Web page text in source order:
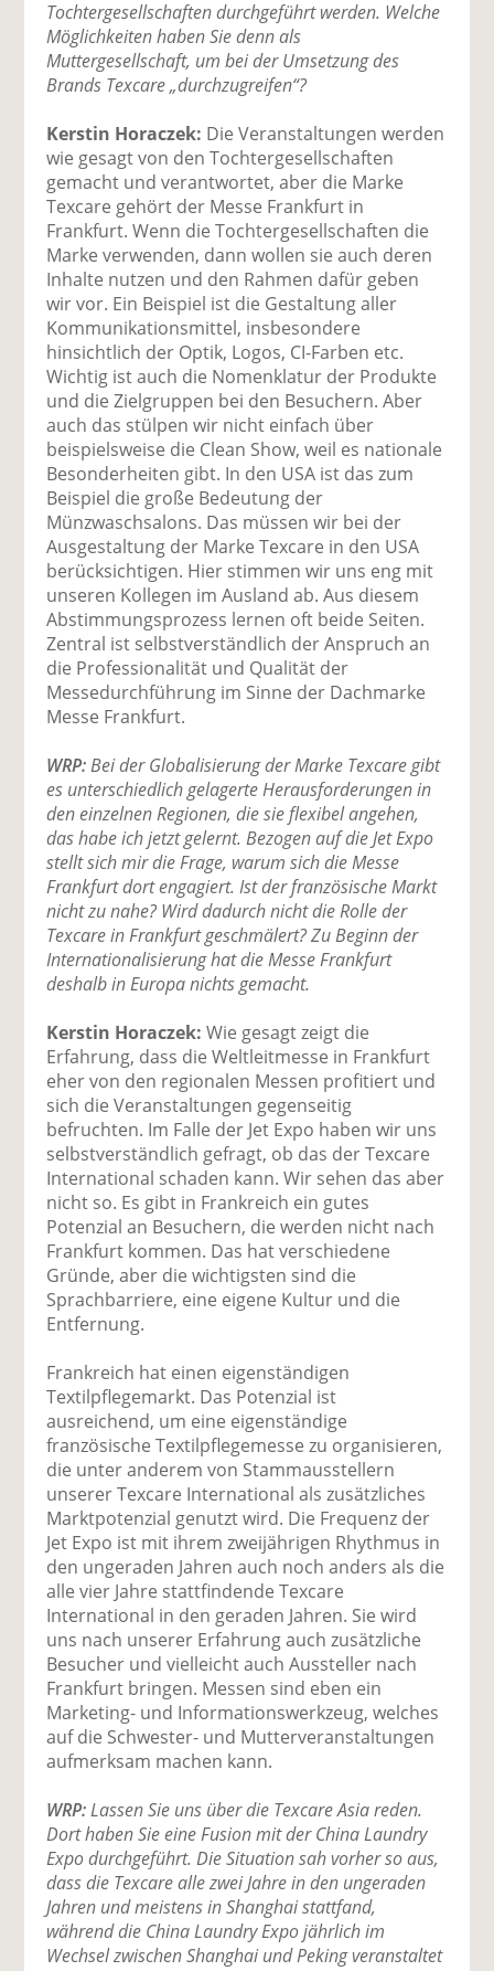
Tochtergesellschaften durchgeführt werden. Welche
Möglichkeiten haben Sie denn als
Muttergesellschaft, um bei der Umsetzung des
Brands Texcare „durchzugreifen“?
Kerstin Horaczek: Die Veranstaltungen werden
wie gesagt von den Tochtergesellschaften
gemacht und verantwortet, aber die Marke
Texcare gehört der Messe Frankfurt in
Frankfurt. Wenn die Tochtergesellschaften die
Marke verwenden, dann wollen sie auch deren
Inhalte nutzen und den Rahmen dafür geben
wir vor. Ein Beispiel ist die Gestaltung aller
Kommunikationsmittel, insbesondere
hinsichtlich der Optik, Logos, CI-Farben etc.
Wichtig ist auch die Nomenklatur der Produkte
und die Zielgruppen bei den Besuchern. Aber
auch das stülpen wir nicht einfach über
beispielsweise die Clean Show, weil es nationale
Besonderheiten gibt. In den USA ist das zum
Beispiel die große Bedeutung der
Münzwaschsalons. Das müssen wir bei der
Ausgestaltung der Marke Texcare in den USA
berücksichtigen. Hier stimmen wir uns eng mit
unseren Kollegen im Ausland ab. Aus diesem
Abstimmungsprozess lernen oft beide Seiten.
Zentral ist selbstverständlich der Anspruch an
die Professionalität und Qualität der
Messedurchführung im Sinne der Dachmarke
Messe Frankfurt.
WRP:Bei der Globalisierung der Marke Texcare gibt
es unterschiedlich gelagerte Herausforderungen in
den einzelnen Regionen, die sie flexibel angehen,
das habe ich jetzt gelernt. Bezogen auf die Jet Expo
stellt sich mir die Frage, warum sich die Messe
Frankfurt dort engagiert. Ist der französische Markt
nicht zu nahe? Wird dadurch nicht die Rolle der
Texcare in Frankfurt geschmälert? Zu Beginn der
Internationalisierung hat die Messe Frankfurt
deshalb in Europa nichts gemacht.
Kerstin Horaczek: Wie gesagt zeigt die
Erfahrung, dass die Weltleitmesse in Frankfurt
eher von den regionalen Messen profitiert und
sich die Veranstaltungen gegenseitig
befruchten. Im Falle der Jet Expo haben wir uns
selbstverständlich gefragt, ob das der Texcare
International schaden kann. Wir sehen das aber
nicht so. Es gibt in Frankreich ein gutes
Potenzial an Besuchern, die werden nicht nach
Frankfurt kommen. Das hat verschiedene
Gründe, aber die wichtigsten sind die
Sprachbarriere, eine eigene Kultur und die
Entfernung.
Frankreich hat einen eigenständigen
Textilpflegemarkt. Das Potenzial ist
ausreichend, um eine eigenständige
französische Textilpflegemesse zu organisieren,
die unter anderem von Stammausstellern
unserer Texcare International als zusätzliches
Marktpotenzial genutzt wird. Die Frequenz der
Jet Expo ist mit ihrem zweijährigen Rhythmus in
den ungeraden Jahren auch noch anders als die
alle vier Jahre stattfindende Texcare
International in den geraden Jahren. Sie wird
uns nach unserer Erfahrung auch zusätzliche
Besucher und vielleicht auch Aussteller nach
Frankfurt bringen. Messen sind eben ein
Marketing- und Informationswerkzeug, welches
auf die Schwester- und Mutterveranstaltungen
aufmerksam machen kann.
WRP:Lassen Sie uns über die Texcare Asia reden.
Dort haben Sie eine Fusion mit der China Laundry
Expo durchgeführt. Die Situation sah vorher so aus,
dass die Texcare alle zwei Jahre in den ungeraden
Jahren und meistens in Shanghai stattfand,
während die China Laundry Expo jährlich im
Wechsel zwischen Shanghai und Peking veranstaltet